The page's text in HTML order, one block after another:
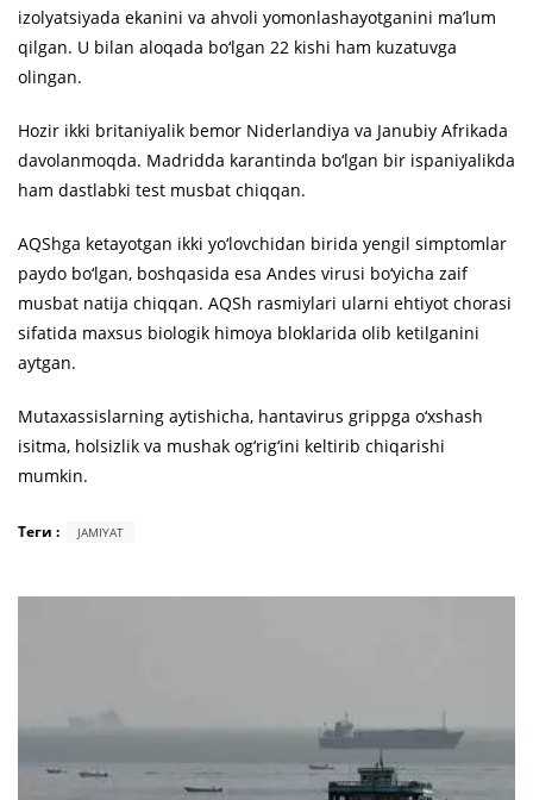
izolyatsiyada ekanini va ahvoli yomonlashayotganini ma’lum
qilgan. U bilan aloqada bo‘lgan 22 kishi ham kuzatuvga
olingan.
Hozir ikki britaniyalik bemor Niderlandiya va Janubiy Afrikada
davolanmoqda. Madridda karantinda bo‘lgan bir ispaniyalikda
ham dastlabki test musbat chiqqan.
AQShga ketayotgan ikki yo‘lovchidan birida yengil simptomlar
paydo bo‘lgan, boshqasida esa Andes virusi bo‘yicha zaif
musbat natija chiqqan. AQSh rasmiylari ularni ehtiyot chorasi
sifatida maxsus biologik himoya bloklarida olib ketilganini
aytgan.
Mutaxassislarning aytishicha, hantavirus grippga o‘xshash
isitma, holsizlik va mushak og‘rig‘ini keltirib chiqarishi
mumkin.
Теги : JAMIYAT